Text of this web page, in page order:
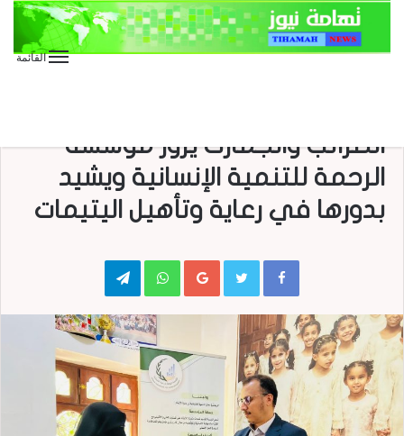
القائمة
الضرائب والجمارك يزور مؤسسة
الرحمة للتنمية الإنسانية ويشيد
بدورها في رعاية وتأهيل اليتيمات
Google+
WhatsApp
Telegram